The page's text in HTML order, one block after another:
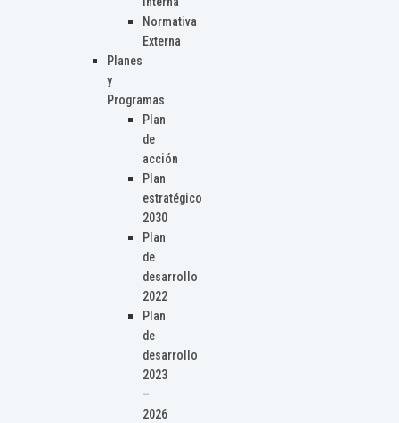
Normativa
Externa
Planes
y
Programas
Plan
de
acción
Plan
estratégico
2030
Plan
de
desarrollo
2022
Plan
de
desarrollo
2023
–
2026